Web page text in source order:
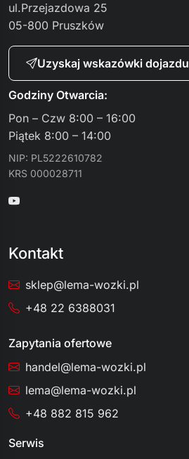
ul.Przejazdowa 25
05-800 Pruszków
Uzyskaj wskazówki dojazdu
Godziny Otwarcia:
Pon – Czw 8:00 – 16:00
Piątek 8:00 – 14:00
NIP: PL5222610782
KRS 000028711
Kontakt
sklep@lema-wozki.pl
+48 22 6388031
Zapytania ofertowe
handel@lema-wozki.pl
lema@lema-wozki.pl
+48 882 815 962
Serwis